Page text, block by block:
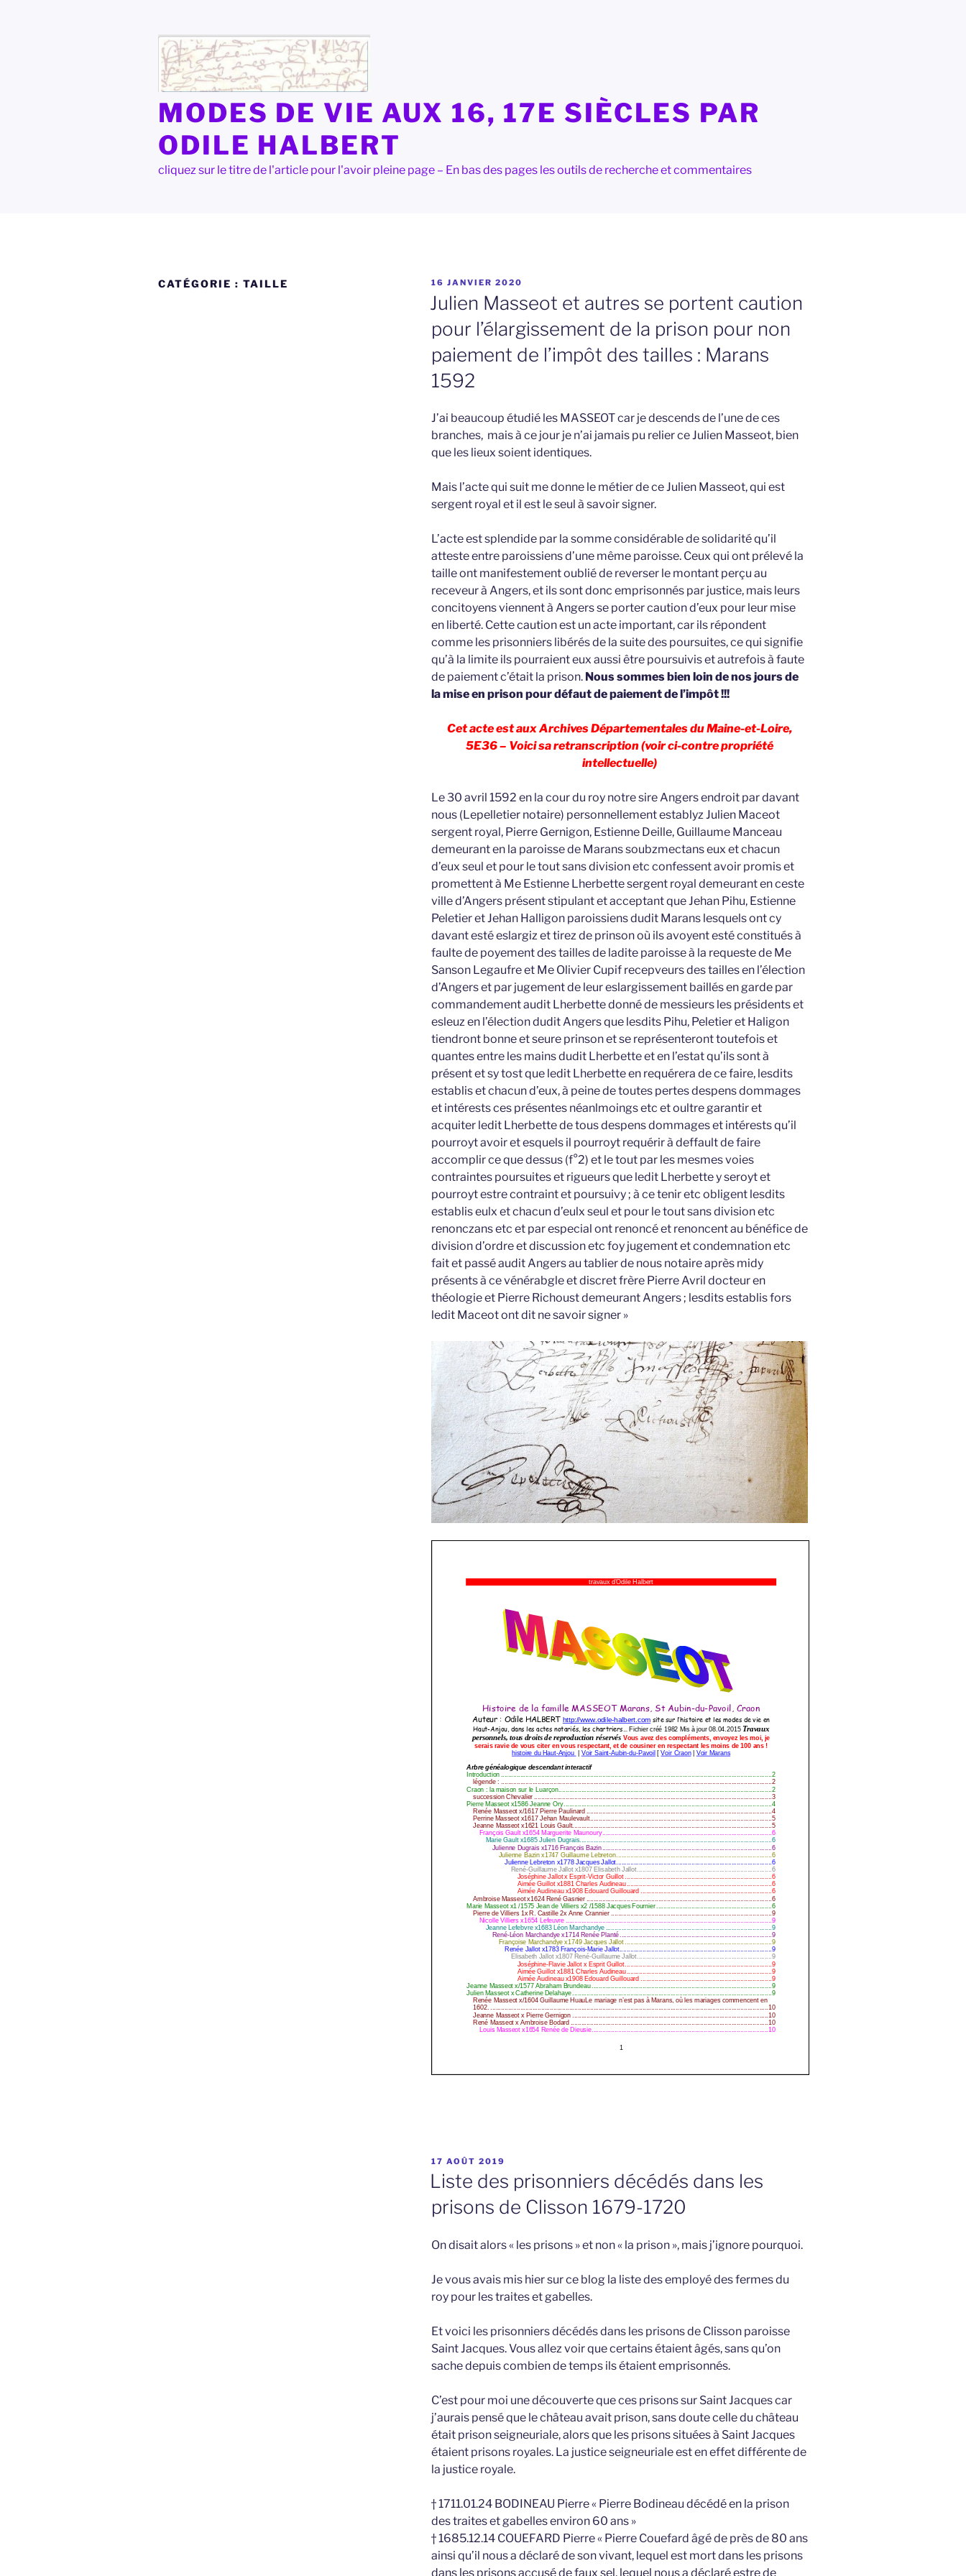
MODES DE VIE AUX 16, 17E SIÈCLES PAR
ODILE HALBERT
cliquez sur le titre de l'article pour l'avoir pleine page – En bas des pages les outils de recherche et commentaires
CATÉGORIE : TAILLE
PUBLIÉ
LE
16 JANVIER 2020
Julien Masseot et autres se portent caution
pour l’élargissement de la prison pour non
paiement de l’impôt des tailles : Marans
1592
J’ai beaucoup étudié les MASSEOT car je descends de l’une de ces
branches, mais à ce jour je n’ai jamais pu relier ce Julien Masseot, bien
que les lieux soient identiques.
Mais l’acte qui suit me donne le métier de ce Julien Masseot, qui est
sergent royal et il est le seul à savoir signer.
L’acte est splendide par la somme considérable de solidarité qu’il
atteste entre paroissiens d’une même paroisse. Ceux qui ont prélevé la
taille ont manifestement oublié de reverser le montant perçu au
receveur à Angers, et ils sont donc emprisonnés par justice, mais leurs
concitoyens viennent à Angers se porter caution d’eux pour leur mise
en liberté. Cette caution est un acte important, car ils répondent
comme les prisonniers libérés de la suite des poursuites, ce qui signifie
qu’à la limite ils pourraient eux aussi être poursuivis et autrefois à faute
de paiement c’était la prison. Nous sommes bien loin de nos jours de
la mise en prison pour défaut de paiement de l’impôt !!!
Cet acte est aux Archives Départementales du Maine-et-Loire,
5E36 – Voici sa retranscription (voir ci-contre propriété
intellectuelle)
Le 30 avril 1592 en la cour du roy notre sire Angers endroit par davant
nous (Lepelletier notaire) personnellement establyz Julien Maceot
sergent royal, Pierre Gernigon, Estienne Deille, Guillaume Manceau
demeurant en la paroisse de Marans soubzmectans eux et chacun
d’eux seul et pour le tout sans division etc confessent avoir promis et
promettent à Me Estienne Lherbette sergent royal demeurant en ceste
ville d’Angers présent stipulant et acceptant que Jehan Pihu, Estienne
Peletier et Jehan Halligon paroissiens dudit Marans lesquels ont cy
davant esté eslargiz et tirez de prinson où ils avoyent esté constitués à
faulte de poyement des tailles de ladite paroisse à la requeste de Me
Sanson Legaufre et Me Olivier Cupif recepveurs des tailles en l’élection
d’Angers et par jugement de leur eslargissement baillés en garde par
commandement audit Lherbette donné de messieurs les présidents et
esleuz en l’élection dudit Angers que lesdits Pihu, Peletier et Haligon
tiendront bonne et seure prinson et se représenteront toutefois et
quantes entre les mains dudit Lherbette et en l’estat qu’ils sont à
présent et sy tost que ledit Lherbette en requérera de ce faire, lesdits
establis et chacun d’eux, à peine de toutes pertes despens dommages
et intérests ces présentes néanlmoings etc et oultre garantir et
acquiter ledit Lherbette de tous despens dommages et intérests qu’il
pourroyt avoir et esquels il pourroyt requérir à deffault de faire
accomplir ce que dessus (f°2) et le tout par les mesmes voies
contraintes poursuites et rigueurs que ledit Lherbette y seroyt et
pourroyt estre contraint et poursuivy ; à ce tenir etc obligent lesdits
establis eulx et chacun d’eulx seul et pour le tout sans division etc
renonczans etc et par especial ont renoncé et renoncent au bénéfice de
division d’ordre et discussion etc foy jugement et condemnation etc
fait et passé audit Angers au tablier de nous notaire après midy
présents à ce vénérabgle et discret frère Pierre Avril docteur en
théologie et Pierre Richoust demeurant Angers ; lesdits establis fors
ledit Maceot ont dit ne savoir signer »
PUBLIÉ
LE
17 AOÛT 2019
Liste des prisonniers décédés dans les
prisons de Clisson 1679-1720
On disait alors « les prisons » et non « la prison », mais j’ignore pourquoi.
Je vous avais mis hier sur ce blog la liste des employé des fermes du
roy pour les traites et gabelles.
Et voici les prisonniers décédés dans les prisons de Clisson paroisse
Saint Jacques. Vous allez voir que certains étaient âgés, sans qu’on
sache depuis combien de temps ils étaient emprisonnés.
C’est pour moi une découverte que ces prisons sur Saint Jacques car
j’aurais pensé que le château avait prison, sans doute celle du château
était prison seigneuriale, alors que les prisons situées à Saint Jacques
étaient prisons royales. La justice seigneuriale est en effet différente de
la justice royale.
† 1711.01.24 BODINEAU Pierre « Pierre Bodineau décédé en la prison
des traites et gabelles environ 60 ans »
† 1685.12.14 COUEFARD Pierre « Pierre Couefard âgé de près de 80 ans
ainsi qu’il nous a déclaré de son vivant, lequel est mort dans les prisons
dans les prisons accusé de faux sel, lequel nous a déclaré estre de